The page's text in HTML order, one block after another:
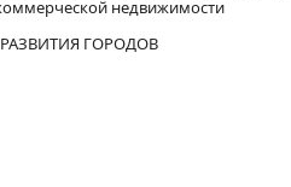
недвижимости
РАЗВИТИЯ ГОРОДОВ